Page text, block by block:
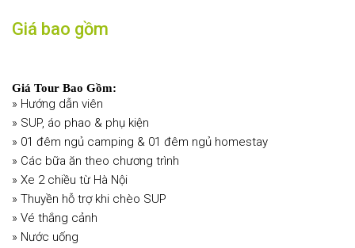
Giá bao gồm
Giá Tour Bao Gồm:
» Hướng dẫn viên
» SUP, áo phao & phụ kiện
» 01 đêm ngủ camping & 01 đêm ngủ homestay
» Các bữa ăn theo chương trình
» Xe 2 chiều từ Hà Nội
» Thuyền hỗ trợ khi chèo SUP
» Vé thắng cảnh
» Nước uống